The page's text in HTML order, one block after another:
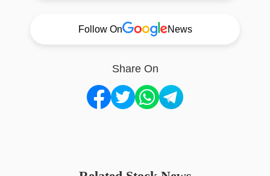
Follow On News
Share On